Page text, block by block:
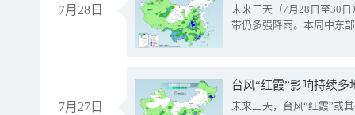
7月28日
未来三天（7月28日至30
带仍多强降雨。本周中东
7月27日
台风“红霞”影响持续
未来三天，台风“红霞”或